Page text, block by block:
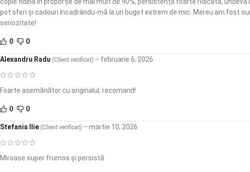
pot oferi și cadouri încadrându-mă la un buget extrem de mic. Mereu am fost
seriozitate!
0 0
Alexandru Radu (Client verificat) – februarie 6, 2026
Foarte asemănător cu originalul, recomand!
0 0
Stefania Ilie (Client verificat) – martie 10, 2026
Miroase super frumos și persistă